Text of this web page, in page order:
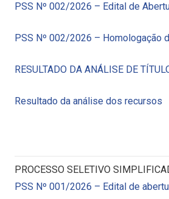
PSS Nº 002/2026 – Edital de
PSS Nº 002/2026 – Homologação
RESULTADO DA ANÁLISE DE
Resultado da análise dos recursos
PROCESSO SELETIVO
PSS Nº 001/2026 – Edital de